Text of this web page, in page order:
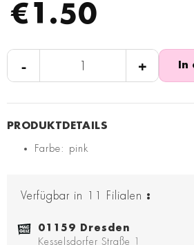
€1.50
- +
Farbe: pink
Verfügbar in Filialen :
01159 Dresden
Kesselsdorfer Straße 1